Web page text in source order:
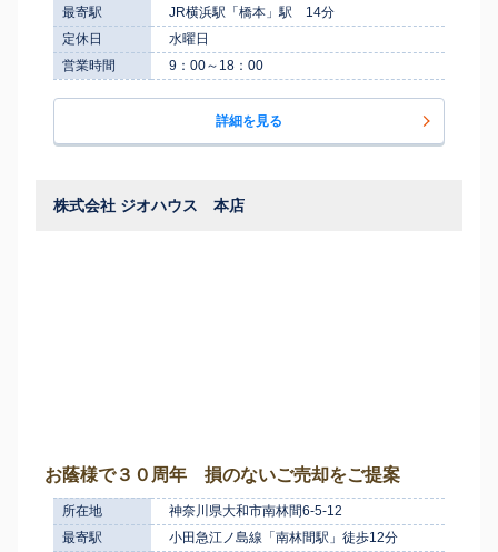
最寄駅
JR横浜駅「橋本」駅 14分
定休日
水曜日
営業時間
9：00～18：00
詳細を見る
株式会社 ジオハウス 本店
お蔭様で３０周年 損のないご売却をご提案
所在地
神奈川県大和市南林間6-5-12
最寄駅
小田急江ノ島線「南林間駅」徒歩12分